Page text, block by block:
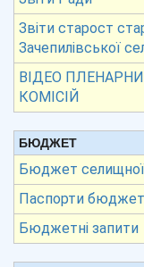
Звіти старост
Зачепилівської
ВІДЕО
КОМІСІЙ
БЮДЖЕТ
Бюджет
Паспорти
Бюджетні запити